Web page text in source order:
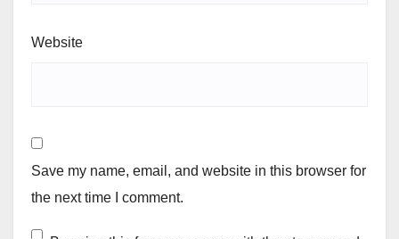
Website
Save my name, email, and website in this browser for
the next time I comment.